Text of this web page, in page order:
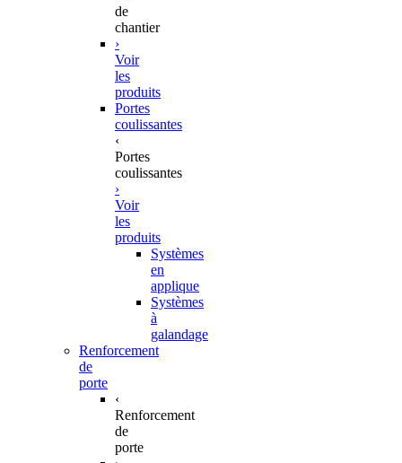
de
chantier
›
Voir
les
produits
Portes
coulissantes
‹
Portes
coulissantes
›
Voir
les
produits
Systèmes
en
applique
Systèmes
à
galandage
Renforcement
de
porte
‹
Renforcement
de
porte